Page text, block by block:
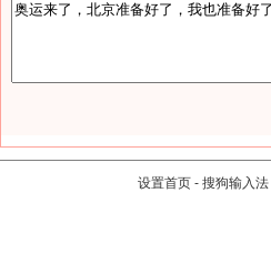
设置首页 - 搜狗输入法